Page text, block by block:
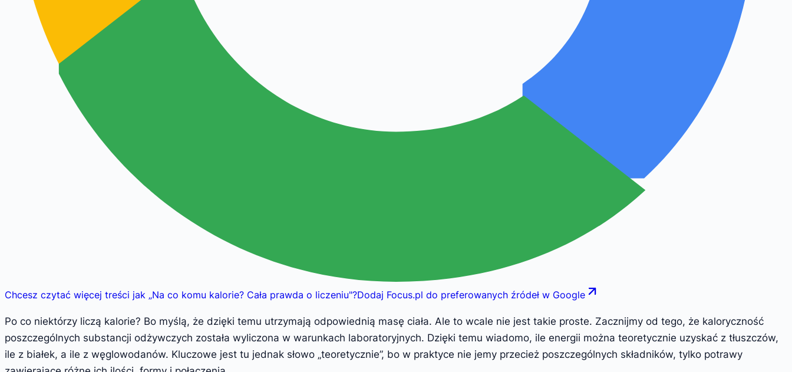
Chcesz czytać więcej treści jak „Na co komu kalorie? Cała prawda o liczeniu"?Dodaj Focus.pl do preferowanych źródeł w Google
Po co niektórzy liczą kalorie? Bo myślą, że dzięki temu utrzymają odpowiednią masę ciała. Ale to wcale nie jest takie proste. Zacznijmy od tego, że kaloryczność
poszczególnych substancji odżywczych została wyliczona w warunkach laboratoryjnych. Dzięki temu wiadomo, ile energii można teoretycznie uzyskać z tłuszczów,
ile z białek, a ile z węglowodanów. Kluczowe jest tu jednak słowo „teoretycznie”, bo w praktyce nie jemy przecież poszczególnych składników, tylko potrawy